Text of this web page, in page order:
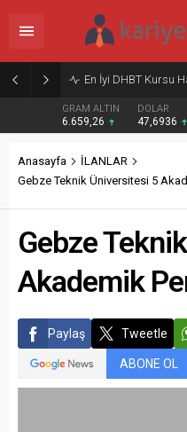
Burcular Pen —
GRAM ALTIN
6.659,26
DOLAR
47,6936
Anasayfa
İLANLAR
Gebze Teknik Üniversitesi 5
Gebze
Akademik
Paylaş Tweetle
ABONE OL